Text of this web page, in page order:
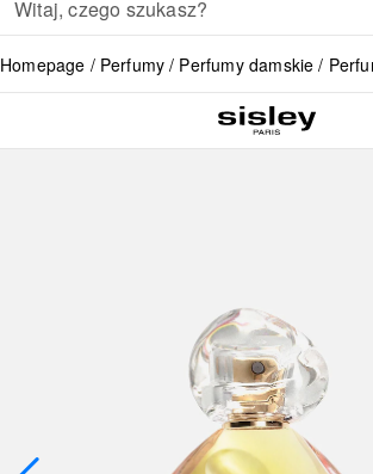
Homepage Perfumy Perfumy damskie